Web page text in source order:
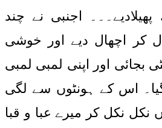
اجنبی نے چند
کر اچھال دیے اور خوشی
بجائی اور اپنی لمبی لمبی
گیا۔ اس کے ہونٹوں سے لگی
نکل نکل کر میرے عبا و قبا